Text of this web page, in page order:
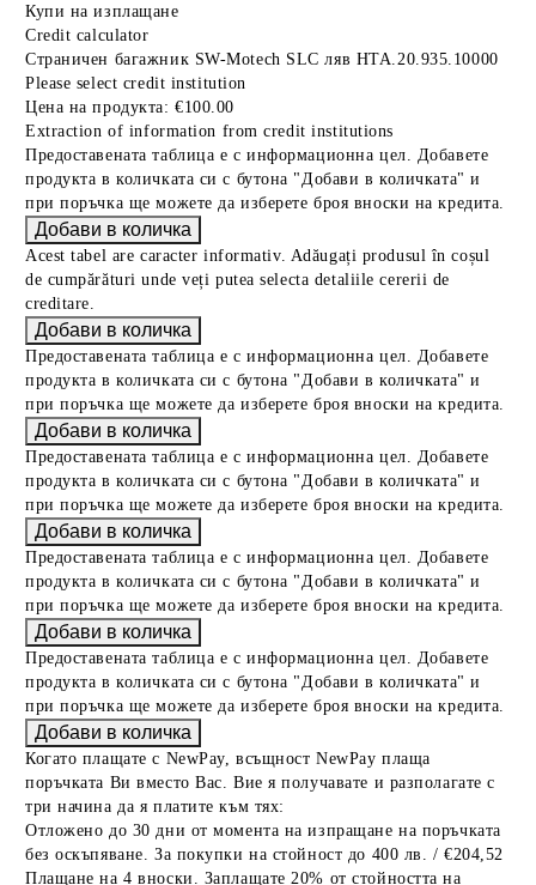
Купи на изплащане
Credit calculator
Страничен багажник SW-Motech SLC ляв HTA.20.935.10000
Please select credit institution
Цена на продукта: €100.00
Extraction of information from credit institutions
Предоставената таблица е с информационна цел. Добавете
продукта в количката си с бутона "Добави в количката" и
при поръчка ще можете да изберете броя вноски на кредита.
Acest tabel are caracter informativ. Adăugați produsul în coșul
de cumpărături unde veți putea selecta detaliile cererii de
creditare.
Предоставената таблица е с информационна цел. Добавете
продукта в количката си с бутона "Добави в количката" и
при поръчка ще можете да изберете броя вноски на кредита.
Предоставената таблица е с информационна цел. Добавете
продукта в количката си с бутона "Добави в количката" и
при поръчка ще можете да изберете броя вноски на кредита.
Предоставената таблица е с информационна цел. Добавете
продукта в количката си с бутона "Добави в количката" и
при поръчка ще можете да изберете броя вноски на кредита.
Предоставената таблица е с информационна цел. Добавете
продукта в количката си с бутона "Добави в количката" и
при поръчка ще можете да изберете броя вноски на кредита.
Когато плащате с NewPay, всъщност NewPay плаща
поръчката Ви вместо Вас. Вие я получавате и разполагате с
три начина да я платите към тях:
Отложено до 30 дни от момента на изпращане на поръчката
без оскъпяване. За покупки на стойност до 400 лв. / €204,52
Плащане на 4 вноски. Заплащате 20% от стойността на